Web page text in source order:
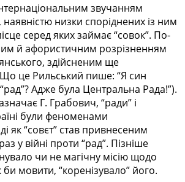
звучанням
низки споріднених із ним
серед яких займає “совок”. По-
й афористичним розрізненням
здійсненим ще
це Рильський пише: “Я син
Адже була Центральна Рада!”).
Г. Грабович, “ради” і
були феноменами
як “cовєт” став привнесеним
у війні проти “рад”. Пізніше
чи не магічну місію щодо
би мовити, “коренізувало” його.